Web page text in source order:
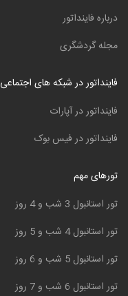
درباره فاینداتور
مجله گردشگری
فاینداتور در شبکه های اجتماعی
فاینداتور در آپارات
فاینداتور در فیس بوک
تورهای مهم
تور استانبول 3 شب و 4 روز
تور استانبول 4 شب و 5 روز
تور استانبول 5 شب و 6 روز
تور استانبول 6 شب و 7 روز